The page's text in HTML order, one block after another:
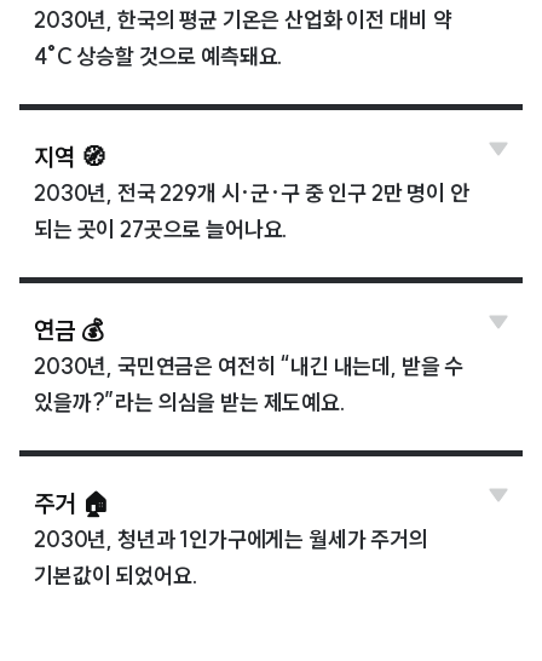
2030년, 한국의 평균 기온은 산업화 이전 대비 약
4°C 상승할 것으로 예측돼요.
지역 🧭
2030년, 전국 229개 시·군·구 중 인구 2만 명이 안
되는 곳이 27곳으로 늘어나요.
연금 💰
2030년, 국민연금은 여전히 “내긴 내는데, 받을 수
있을까?”라는 의심을 받는 제도예요.
주거 🏠
2030년, 청년과 1인가구에게는 월세가 주거의
기본값이 되었어요.